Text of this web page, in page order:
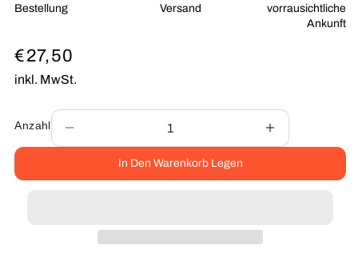
Bestellung
Versand
vorrausichtliche
Ankunft
Normaler
Preis
€27,50
inkl. MwSt.
Anzahl
die
für
rechts
nachleuchtend
Erhöhe
die
für
In Den Warenkorb Legen